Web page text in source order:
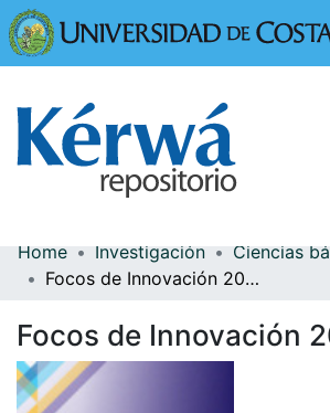
Communities & Collections
Browse Kérwá
Statistics
Home Investigación Ciencias
Focos de Innovación 2024-2025
Focos de Innovación